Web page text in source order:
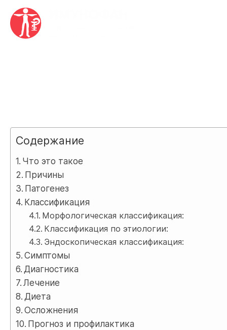
Содержание
Что это такое
Причины
Патогенез
Классификация
Морфологическая классификация:
Классификация по этиологии:
Эндоскопическая классификация:
Симптомы
Диагностика
Лечение
Диета
Осложнения
Прогноз и профилактика